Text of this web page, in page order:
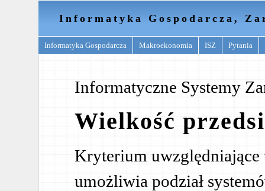
Informatyka Gospodarcza,
Informatyka Gospodarcza Makroekonomia ISZ Pytania
Informatyczne Systemy
Wielkość
Kryterium
umożliwia podział